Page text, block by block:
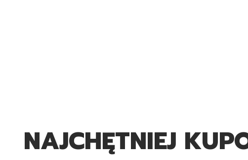
NAJCHĘTNIEJ